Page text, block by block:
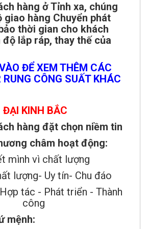
hàng ở Tỉnh xa, chúng
hàng Chuyển phát
thời gian cho khách
lắp ráp, thay thế của
ĐỂ XEM THÊM CÁC
RUNG CÔNG SUẤT KHÁC
ĐẠI KINH BẮC
hàng đặt chọn niềm tin
châm hoạt động:
mình vì chất lượng
Uy tín- Chu đáo
- Phát triển - Thành
công
mệnh: